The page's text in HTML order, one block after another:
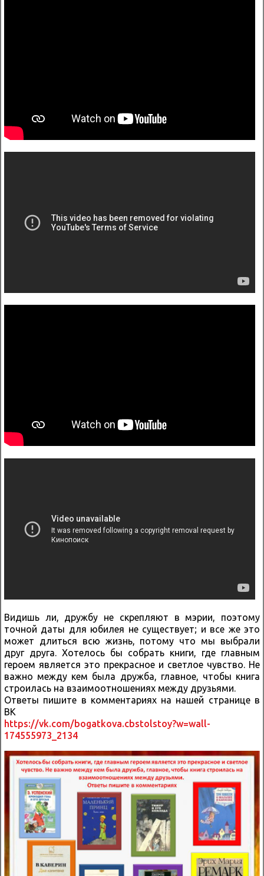
Видишь ли, дружбу не скрепляют в мэрии, поэтому
точной даты для юбилея не существует; и все же это
может длиться всю жизнь, потому что мы выбрали
друг друга. Хотелось бы собрать книги, где главным
героем является это прекрасное и светлое чувство. Не
важно между кем была дружба, главное, чтобы книга
строилась на взаимоотношениях между друзьями.
Ответы пишите в комментариях на нашей странице в
ВК
https://vk.com/bogatkova.cbstolstoy?w=wall-
174555973_2134